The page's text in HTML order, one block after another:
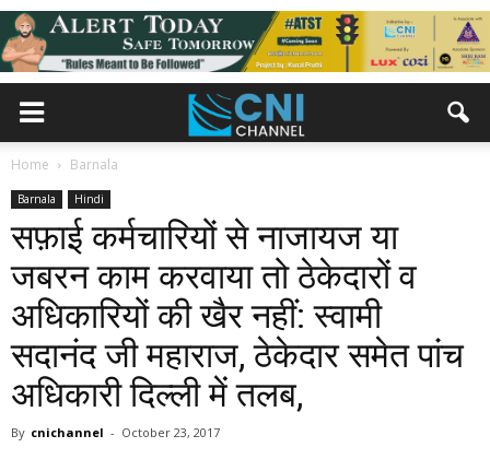
Home Barnala
Barnala Hindi
सफ़ाई कर्मचारियों से नाजायज या
जबरन काम करवाया तो ठेकेदारों व
अधिकारियों की खैर नहीं: स्वामी
सदानंद जी महाराज, ठेकेदार समेत पांच
अधिकारी दिल्ली में तलब,
By cnichannel - October 23, 2017